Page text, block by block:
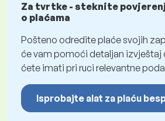
Za tvrtke - steknite
o plaćama
Pošteno odredite plaće svojih
će vam pomoći detaljan izvještaj
ćete imati pri ruci relevantne
Isprobajte alat za plaću